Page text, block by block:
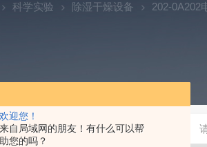
欢迎您！
来自局域网的朋友！有什么可以帮
助您的吗？
科学实验 除湿干燥设备 202-0A202
仪 多样品平行蒸发仪多样品平行蒸发仪